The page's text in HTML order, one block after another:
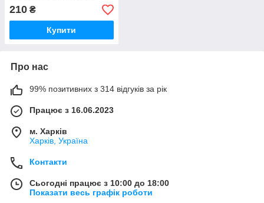
210 ₴
Купити
Про нас
99% позитивних з 314 відгуків за рік
Працює з 16.06.2023
м. Харків
Харків, Україна
Контакти
Сьогодні працює з 10:00 до 18:00
Показати весь графік роботи